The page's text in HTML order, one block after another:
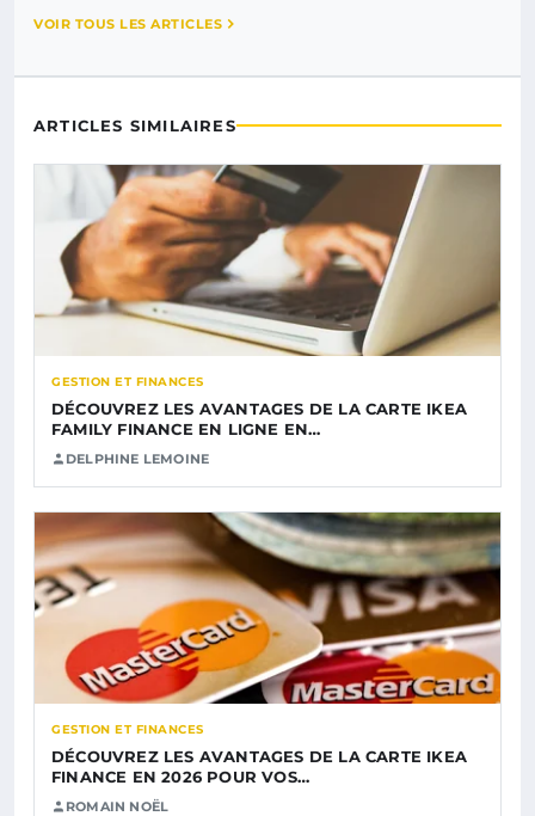
VOIR TOUS LES ARTICLES
ARTICLES SIMILAIRES
GESTION ET FINANCES
DÉCOUVREZ LES AVANTAGES DE LA CARTE IKEA
FAMILY FINANCE EN LIGNE EN…
DELPHINE LEMOINE
GESTION ET FINANCES
DÉCOUVREZ LES AVANTAGES DE LA CARTE IKEA
FINANCE EN 2026 POUR VOS…
ROMAIN NOËL